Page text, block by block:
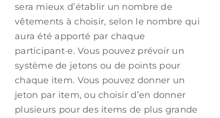
sera mieux d’établir un nombre de
vêtements à choisir, selon le nombre qui
aura été apporté par chaque
participant·e. Vous pouvez prévoir un
système de jetons ou de points pour
chaque item. Vous pouvez donner un
jeton par item, ou choisir d’en donner
plusieurs pour des items de plus grande